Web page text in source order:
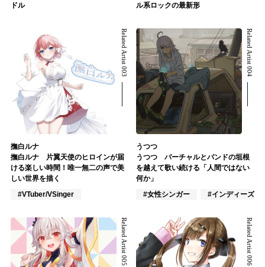
ドル
ル系ロックの最新形
Related Artist 003
撫白ルナ
撫白ルナ 片翼天使のヒロインが届
ける楽しい時間！唯一無二の声で美
しい世界を描く
#VTuber/VSinger
Related Artist 004
うつつ
うつつ バーチャルとバンドの垣根
を越えて歌い続ける「人間ではない
何か」
#女性シンガー
#インディーズ
Related Artist 005 Related Artist 006